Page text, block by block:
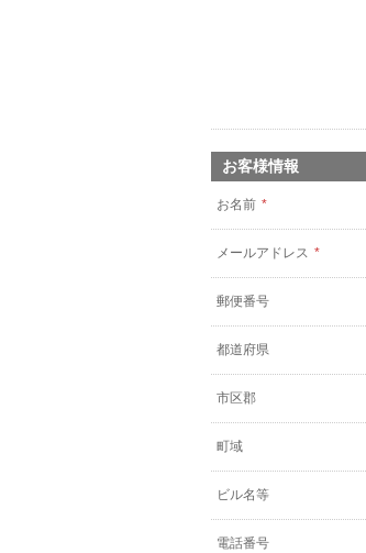
お客様情報
お名前 *
メールアドレス *
郵便番号
都道府県
市区郡
町域
ビル名等
電話番号